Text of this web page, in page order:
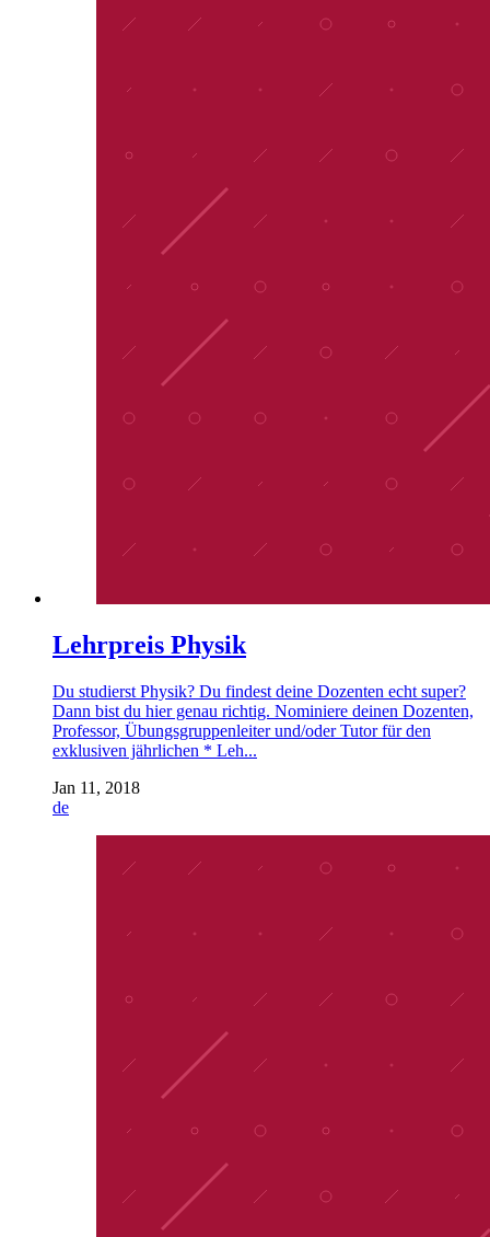
Lehrpreis Physik
Du studierst Physik? Du findest deine Dozenten echt super?
Dann bist du hier genau richtig. Nominiere deinen Dozenten,
Professor, Übungsgruppenleiter und/oder Tutor für den
exklusiven jährlichen * Leh...
Jan 11, 2018
de